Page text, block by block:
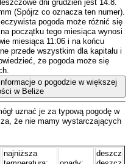
dni grudzień jest 14.8.
(Spójrz co oznacza ten numer).
pogoda może różnić się
początku tego miesiąca wynosi
miesiąca 11:06 i na końcu
przede wszystkim dla kapitału i
że pogoda może się
o pogodzie w większej
w Belize
uznać je za typową pogodę w
że ​​nie mamy wystarczających
najniższa
deszcz